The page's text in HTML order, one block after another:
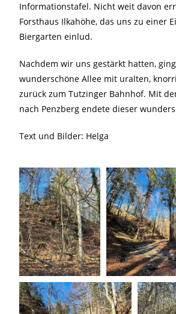
Informationstafel. Nicht weit davon
Forsthaus Ilkahöhe, das uns zu einer
Biergarten einlud.
Nachdem wir uns gestärkt hatten,
wunderschöne Allee mit uralten,
zurück zum Tutzinger Bahnhof. Mit
nach Penzberg endete dieser
Text und Bilder: Helga